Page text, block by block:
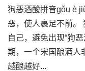
狗恶酒酸拼音gǒu è
恶，使人裹足不前。
自己，避免出现“狗
期，一个宋国酿酒人
越酿越好...